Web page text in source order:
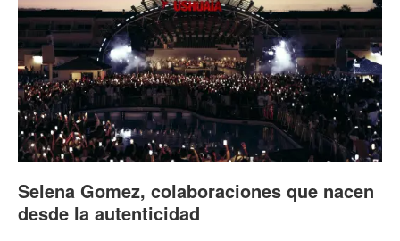
Selena Gomez, colaboraciones que nacen
desde la autenticidad